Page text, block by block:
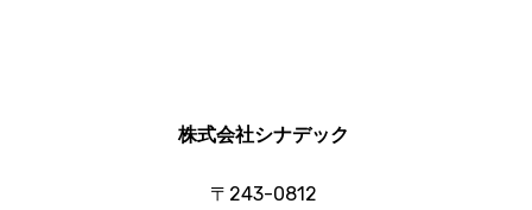
株式会社シナデック
〒243-0812